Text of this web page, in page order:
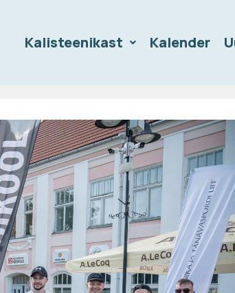
Kalisteenikast Kalender